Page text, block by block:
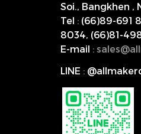
Soi., Bangkhen ,
Tel : (66)89-691
8034, (66)81-
E-mail : s
LINE :